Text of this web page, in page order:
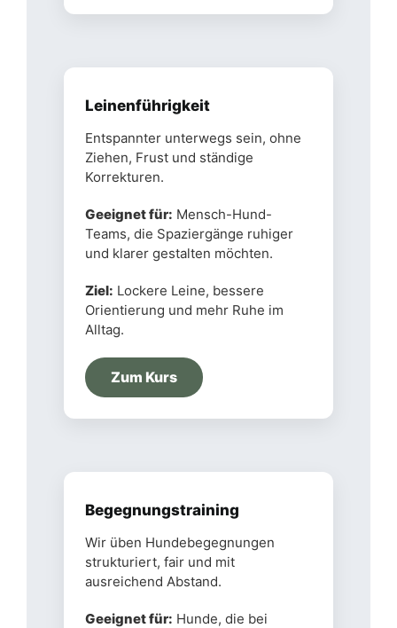
Leinenführigkeit
Entspannter unterwegs sein, ohne
Ziehen, Frust und ständige
Korrekturen.
Geeignet für: Mensch-Hund-
Teams, die Spaziergänge ruhiger
und klarer gestalten möchten.
Ziel: Lockere Leine, bessere
Orientierung und mehr Ruhe im
Alltag.
Zum Kurs
Begegnungstraining
Wir üben Hundebegegnungen
strukturiert, fair und mit
ausreichend Abstand.
Geeignet für: Hunde, die bei